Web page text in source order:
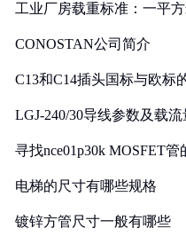
工业厂房载重标准：一平
CONOSTAN公司简介
C13和C14插头国标与欧标
LGJ-240/30导线参数及载
寻找nce01p30k MOSFET
电梯的尺寸有哪些规格
镀锌方管尺寸一般有哪些